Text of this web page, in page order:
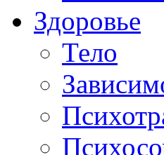
Здоровье
Тело